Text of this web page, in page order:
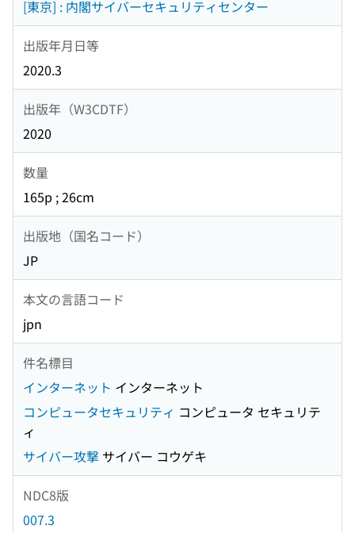
[東京] : 内閣サイバーセキュリティセンター
出版年月日等
2020.3
出版年（W3CDTF）
2020
数量
165p ; 26cm
出版地（国名コード）
JP
本文の言語コード
jpn
件名標目
インターネット インターネット
コンピュータセキュリティ コンピュータ セキュリテ
ィ
サイバー攻撃 サイバー コウゲキ
NDC8版
007.3